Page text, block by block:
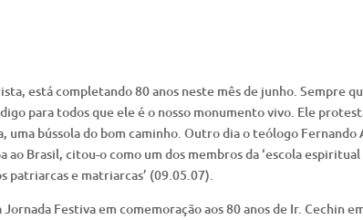
está completando 80 anos neste mês de junho. Sempre
para todos que ele é o nosso monumento vivo. Ele
uma bússola do bom caminho. Outro dia o teólogo
ao Brasil, citou-o como um dos membros da ‘escola
patriarcas e matriarcas’ (09.05.07).
Festiva em comemoração aos 80 anos de Ir. Cechin